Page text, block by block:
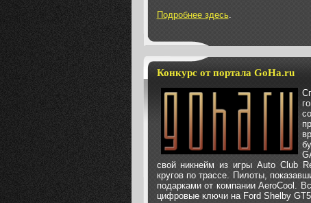
Подробнее здесь.
Конкурс от портала GoHa.ru
свой никнейм из игры Auto Club
кругов по трассе. Пилоты,
подарками от компании AeroCool.
цифровые ключи на Ford Shelby